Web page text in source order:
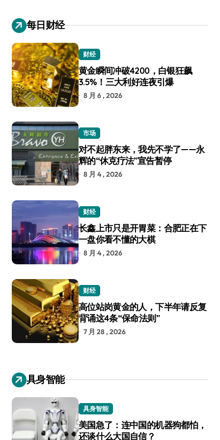
每日财经
财经
黄金瞬间冲破4200，白银狂飙
3.5%！三大利好连夜引爆
8 月 6 , 2026
市场
对不起胖东来，我先不学了——永
辉的“休克疗法”宣告暂停
8 月 4 , 2026
财经
长鑫上市只是开胃菜：合肥正在下
一盘你看不懂的大棋
8 月 4 , 2026
财经
高位站岗黄金的人，下半年请反复
背诵这4条“保命法则”
7 月 28 , 2026
具身智能
具身智能
美国急了：连中国的机器狗都怕，
还谈什么大国自信？